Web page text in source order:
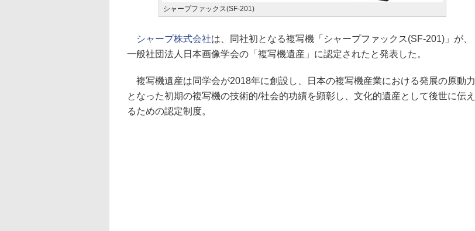
シャープファックス(SF-201)
シャープ株式会社は、同社初となる複写機「シャープファックス(SF-201)」が、
一般社団法人日本画像学会の「複写機遺産」に認定されたと発表した。
複写機遺産は同学会が2018年に創設し、日本の複写機産業における発展の原動力
となった初期の複写機の技術的/社会的功績を顕彰し、文化的遺産として後世に伝え
るための認定制度。